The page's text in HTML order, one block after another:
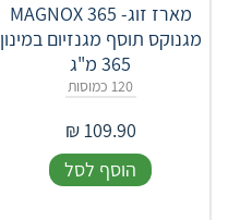
מארז זוג- MAGNOX 365
מגנוקס תוסף מגנזיום במינון
365 מ"ג
120 כמוסות
109.90
₪
הוסף לסל